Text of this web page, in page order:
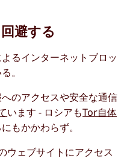
避する
るインターネットブロッ
。
のアクセスや安全な通信
います - ロシアもTor自体
もかかわらず。
ウェブサイトにアクセス